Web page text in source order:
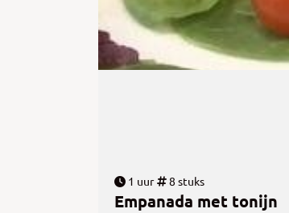
1 uur 8 stuks
Empanada met tonijn